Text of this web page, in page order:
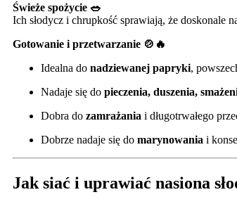
Świeże spożycie 🥗
Ich słodycz i chrupkość sprawiają, że doskonale
Gotowanie i przetwarzanie 🍲🔥
Idealna do nadziewanej papryki,
Nadaje się do pieczenia, duszenia,
Dobra do zamrażania i długotrwałego
Dobrze nadaje się do marynowania i
Jak siać i uprawiać nasiona